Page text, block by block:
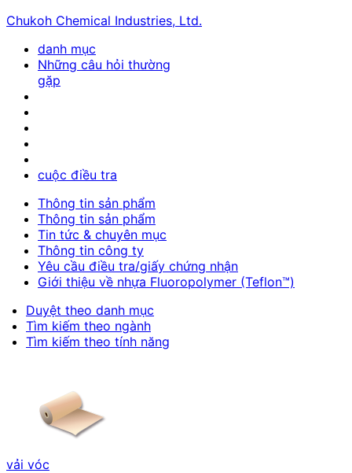
Chukoh Chemical Industries, Ltd.
danh mục
Những câu hỏi thường
gặp
cuộc điều tra
Thông tin sản phẩm
Thông tin sản phẩm
Tin tức & chuyên mục
Thông tin công ty
Yêu cầu điều tra/giấy chứng nhận
Giới thiệu về nhựa Fluoropolymer (Teflon™)
Duyệt theo danh mục
Tìm kiếm theo ngành
Tìm kiếm theo tính năng
vải vóc